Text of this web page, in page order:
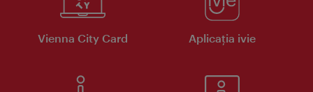
Vienna City Card Aplicaţia ivie